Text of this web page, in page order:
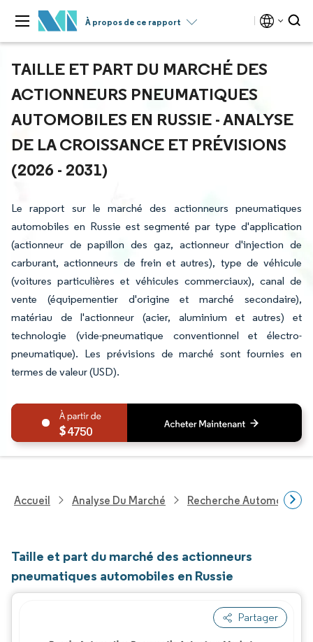
À propos de ce rapport
TAILLE ET PART DU MARCHÉ DES
ACTIONNEURS PNEUMATIQUES
AUTOMOBILES EN RUSSIE - ANALYSE
DE LA CROISSANCE ET PRÉVISIONS
(2026 - 2031)
Le rapport sur le marché des actionneurs pneumatiques
automobiles en Russie est segmenté par type d'application
(actionneur de papillon des gaz, actionneur d'injection de
carburant, actionneurs de frein et autres), type de véhicule
(voitures particulières et véhicules commerciaux), canal de
vente (équipementier d'origine et marché secondaire),
matériau de l'actionneur (acier, aluminium et autres) et
technologie (vide-pneumatique conventionnel et électro-
pneumatique). Les prévisions de marché sont fournies en
termes de valeur (USD).
4750
Accueil Analyse Du Marché Recherche Automobile
Taille et part du marché des actionneurs
pneumatiques automobiles en Russie
Partager